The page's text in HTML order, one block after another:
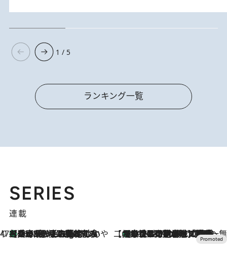
1 / 5
ランキング一覧
SERIES
連載
47都道府県の手みやげ ひんやりスイーツで夏を満喫
16 Minutes Ago
【兵庫県】この夏絶対食べたい 冷やしておいしいおやつ3選 淡路島の恵みをジェラートに集約 【CREA×星野リゾート】唯一無二。癒しと発見が待つ場所へ
2026.8.7
【トンボの足水浴】ヒノキの香りに包まれて涼感マックス！約13℃の湧水かけ流しを避暑地「星野温泉 トンボの湯」で体験